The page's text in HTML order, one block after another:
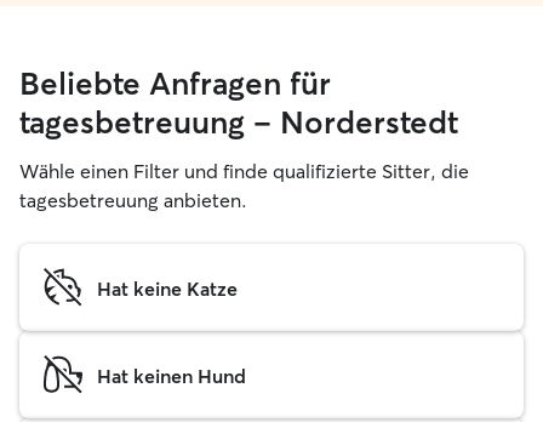
Beliebte Anfragen für
tagesbetreuung – Norderstedt
Wähle einen Filter und finde qualifizierte Sitter, die
tagesbetreuung anbieten.
Hat keine Katze
Hat keinen Hund